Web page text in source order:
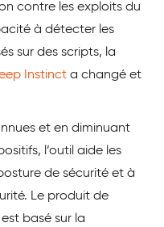
contre les exploits du
à détecter les
sur des scripts, la
Instinct a changé et
et en diminuant
l’outil aide les
de sécurité et à
Le produit de
basé sur la